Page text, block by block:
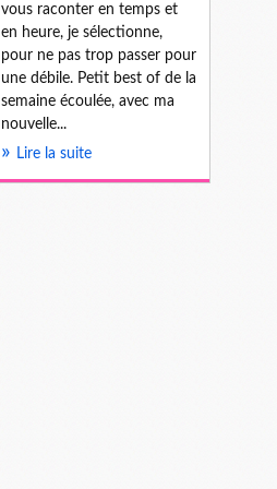
vous raconter en temps et
en heure, je sélectionne,
pour ne pas trop passer pour
une débile. Petit best of de la
semaine écoulée, avec ma
nouvelle...
Lire la suite